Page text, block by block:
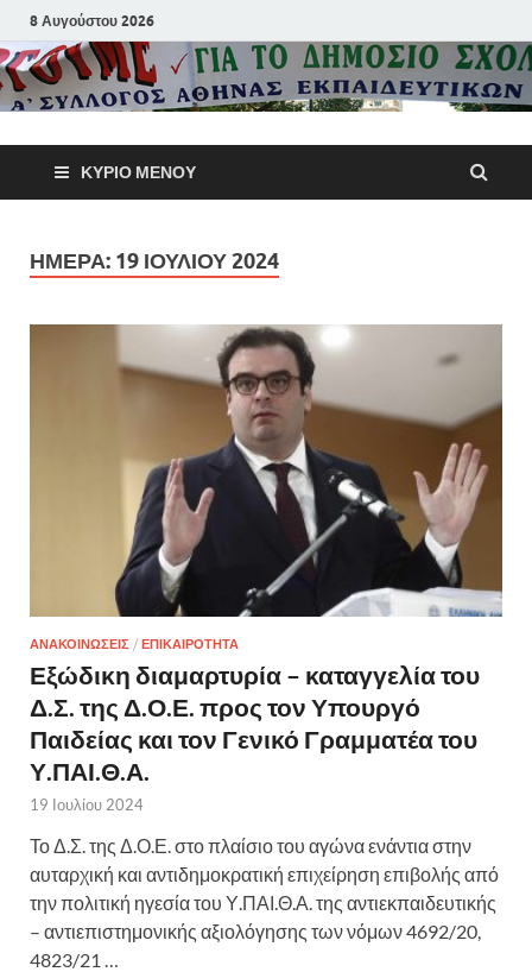
8 Αυγούστου 2026
Α΄
Αθηνών
Π.Ε.
ΚΎΡΙΟ ΜΕΝΟΎ
ΗΜΈΡΑ: 19 ΙΟΥΛΊΟΥ 2024
ΑΝΑΚΟΙΝΩΣΕΙΣ / ΕΠΙΚΑΙΡΟΤΗΤΑ
Εξώδικη διαμαρτυρία – καταγγελία του
Δ.Σ. της Δ.Ο.Ε. προς τον Υπουργό
Παιδείας και τον Γενικό Γραμματέα του
Υ.ΠΑΙ.Θ.Α.
19 Ιουλίου 2024
Το Δ.Σ. της Δ.Ο.Ε. στο πλαίσιο του αγώνα ενάντια στην
αυταρχική και αντιδημοκρατική επιχείρηση επιβολής από
την πολιτική ηγεσία του Υ.ΠΑΙ.Θ.Α. της αντιεκπαιδευτικής
– αντιεπιστημονικής αξιολόγησης των νόμων 4692/20,
4823/21 …